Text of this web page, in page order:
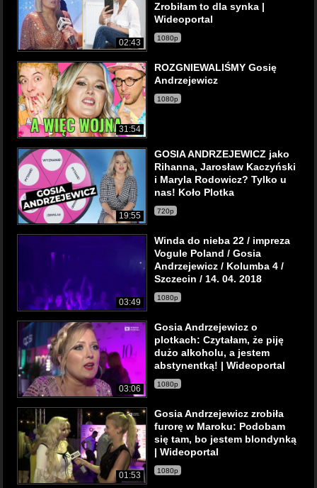
02:43
Zrobiłam to dla synka |
Wideoportal
1080p
31:54
ROZGNIEWALIŚMY Gosię
Andrzejewicz
1080p
19:55
GOSIA ANDRZEJEWICZ jako
Rihanna, Jarosław Kaczyński
i Maryla Rodowicz? Tylko u
nas! Koło Plotka
720p
03:49
Winda do nieba 22 / impreza
Vogule Poland / Gosia
Andrzejewicz / Kolumba 4 /
Szczecin / 14. 04. 2018
1080p
03:06
Gosia Andrzejewicz o
plotkach: Czytałam, że piję
dużo alkoholu, a jestem
abstynentką! | Wideoportal
1080p
01:53
Gosia Andrzejewicz zrobiła
furorę w Maroku: Podobam
się tam, bo jestem blondynką
| Wideoportal
1080p